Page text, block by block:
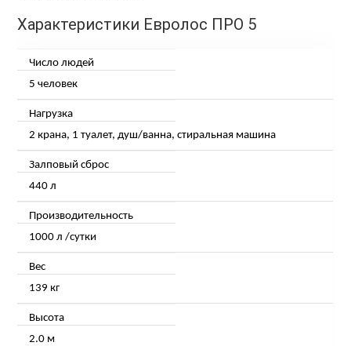
Характеристики Евролос ПРО 5
Число людей
5 человек
Нагрузка
2 крана, 1 туалет, душ/ванна, стиральная машина
Залповый сброс
440 л
Производительность
1000 л /сутки
Вес
139 кг
Высота
2.0 м